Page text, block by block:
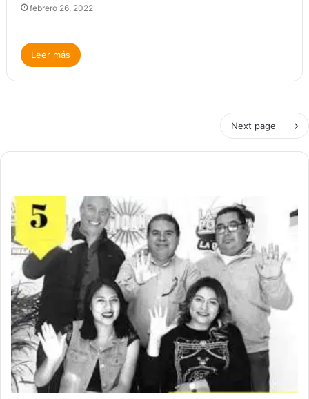
febrero 26, 2022
Leer más
Next page